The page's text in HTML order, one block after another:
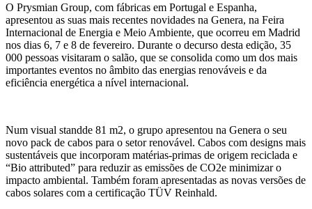
O Prysmian Group, com fábricas em Portugal e Espanha,
apresentou as suas mais recentes novidades na Genera, na Feira
Internacional de Energia e Meio Ambiente, que ocorreu em Madrid
nos dias 6, 7 e 8 de fevereiro. Durante o decurso desta edição, 35
000 pessoas visitaram o salão, que se consolida como um dos mais
importantes eventos no âmbito das energias renováveis e da
eficiência energética a nível internacional.
Num visual standde 81 m2, o grupo apresentou na Genera o seu
novo pack de cabos para o setor renovável. Cabos com designs mais
sustentáveis que incorporam matérias-primas de origem reciclada e
“Bio attributed” para reduzir as emissões de CO2e minimizar o
impacto ambiental. Também foram apresentadas as novas versões de
cabos solares com a certificação TÜV Reinhald.